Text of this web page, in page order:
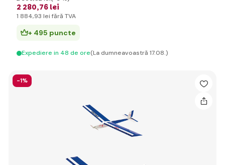
2 280,76 lei
1 884,93 lei fără TVA
+ 495 puncte
Expediere in 48 de ore(La dumneavoastră 17.08.)
-1%